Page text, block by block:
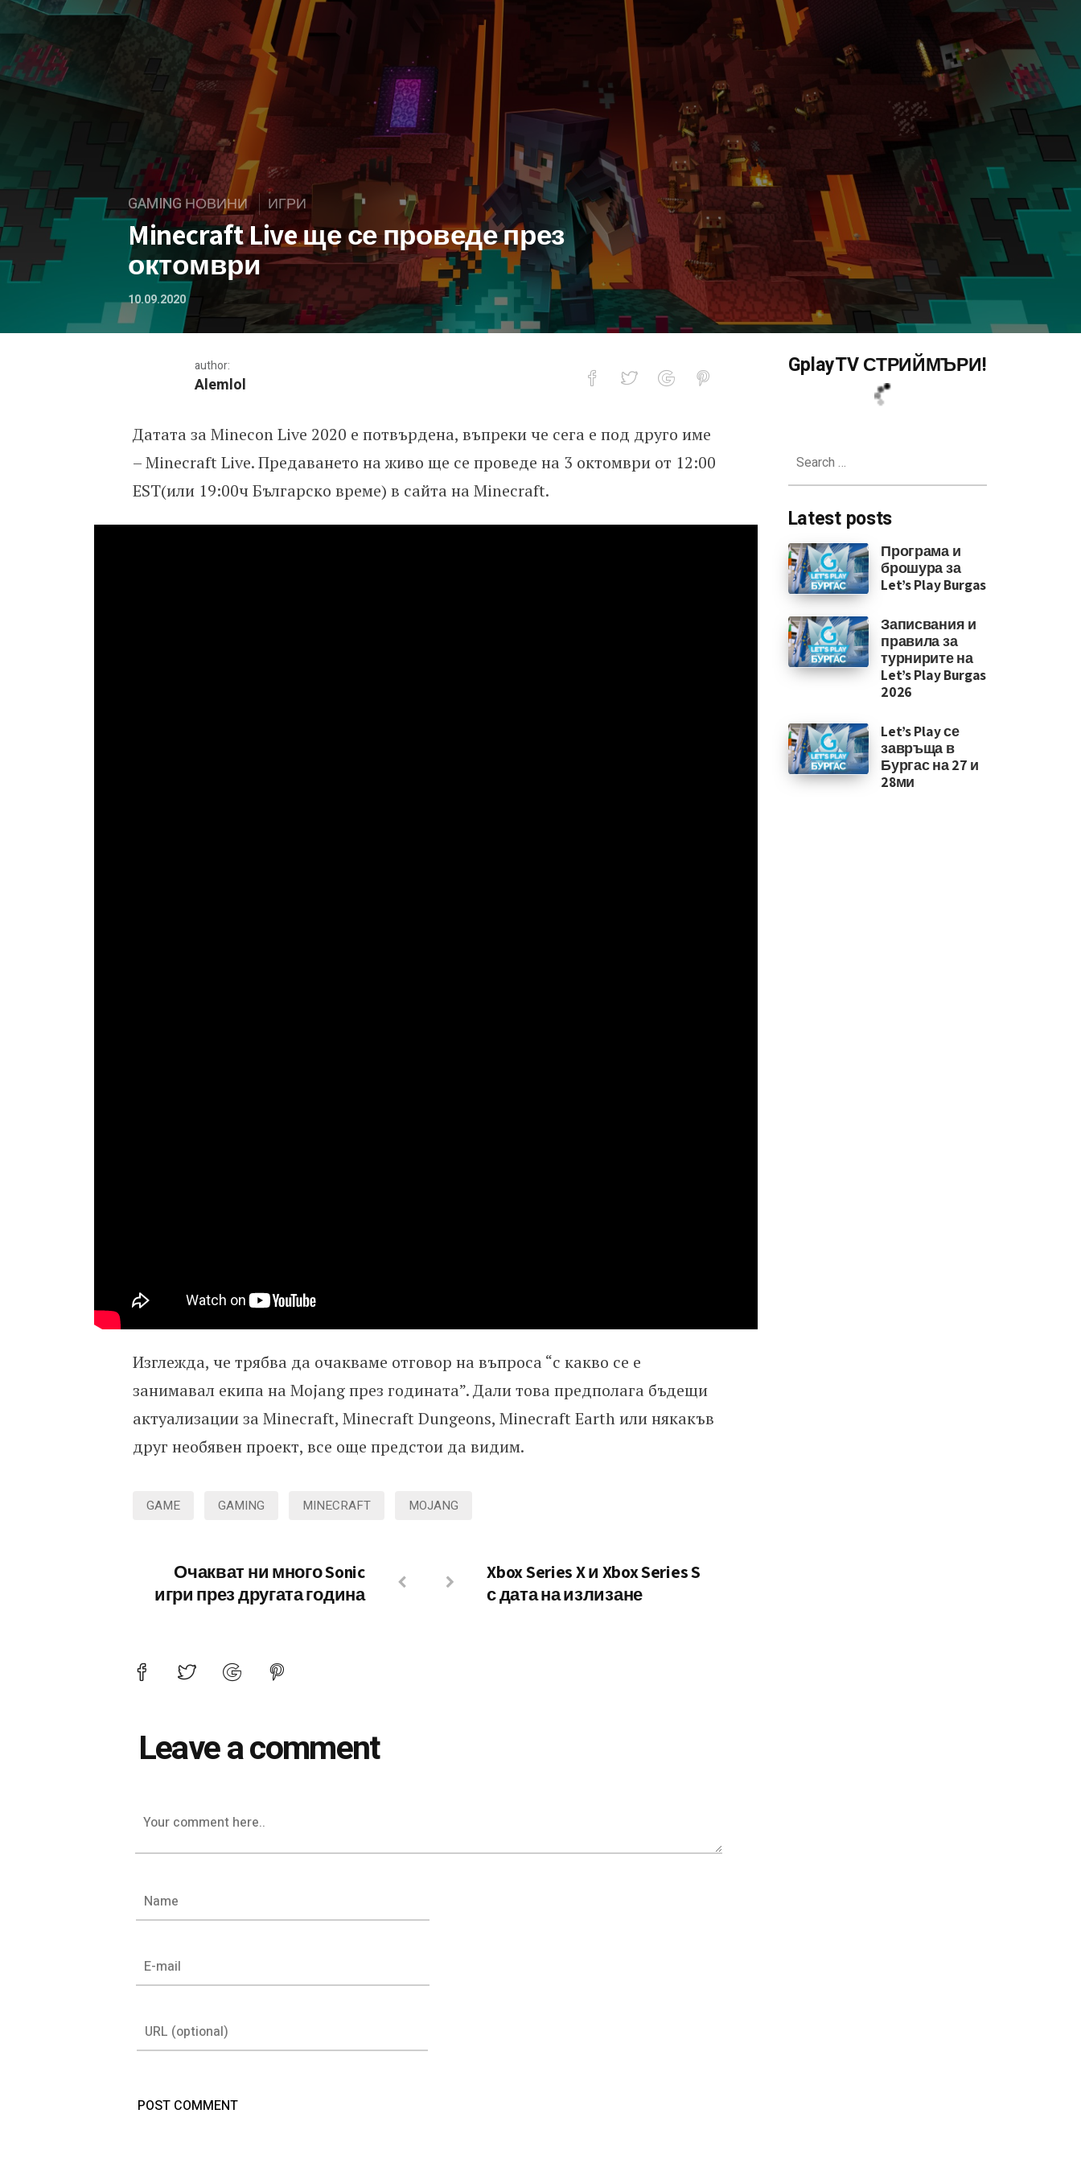
GAMING НОВИНИ ИГРИ
Minecraft Live ще се проведе през
октомври
10.09.2020
author:
Alemlol
Minecraft Live ще се проведе през октомври
Датата за Minecon Live 2020 е потвърдена, въпреки че сега е под друго име
– Minecraft Live. Предаването на живо ще се проведе на 3 октомври от 12:00
EST(или 19:00ч Българско време) в сайта на Minecraft.
Изглежда, че трябва да очакваме отговор на въпроса “с какво се е
занимавал екипа на Mojang през годината”. Дали това предполага бъдещи
актуализации за Minecraft, Minecraft Dungeons, Minecraft Earth или някакъв
друг необявен проект, все още предстои да видим.
GAME GAMING MINECRAFT MOJANG
Очакват ни много Sonic
игри през другата година
Xbox Series X и Xbox Series S
с дата на излизане
Leave a comment
GplayTV СТРИЙМЪРИ!
for:
Latest posts
Програма и
брошура за
Let’s Play Burgas
Записвания и
правила за
турнирите на
Let’s Play Burgas
2026
Let’s Play се
завръща в
Бургас на 27 и
28ми